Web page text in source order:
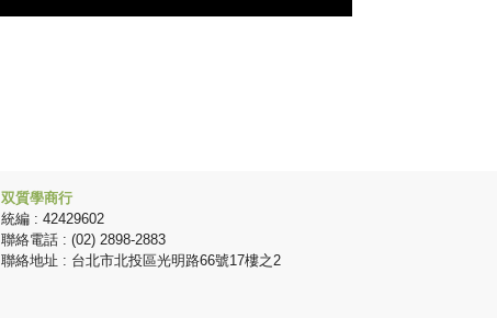
双質學商行
統編 : 42429602
聯絡電話 : (02) 2898-2883
聯絡地址 : 台北市北投區光明路66號17樓之2